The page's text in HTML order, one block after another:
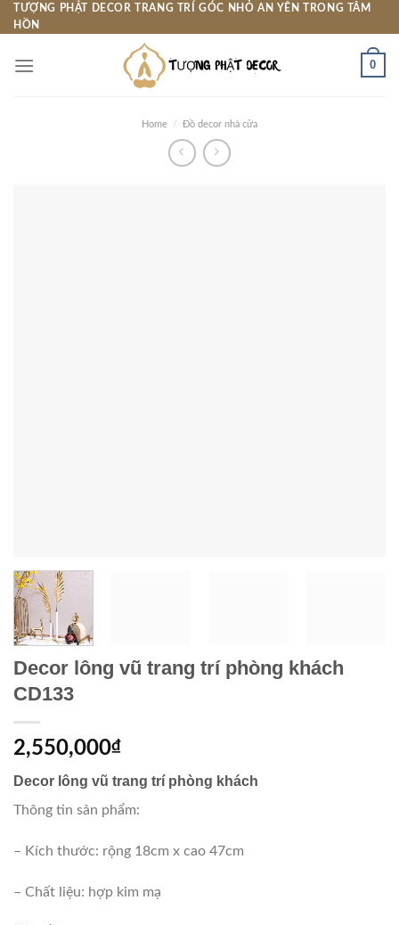
Skip
to
TƯỢNG PHẬT DECOR TRANG TRÍ GÓC NHỎ AN YÊN TRONG TÂM
HỒN
0
Home / Đồ decor nhà cửa
Decor lông vũ trang trí phòng khách
CD133
2,550,000₫
Decor lông vũ trang trí phòng khách
Thông tin sản phẩm:
– Kích thước: rộng 18cm x cao 47cm
– Chất liệu: hợp kim mạ